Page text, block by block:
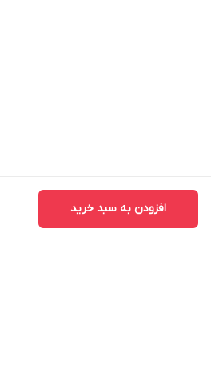
افزودن به سبد خرید